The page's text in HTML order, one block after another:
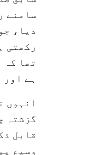
سامنے
دیا،
رکھتی
تھا کہ
ہے اور
انہوں
گزشتہ
قابل
وسیع